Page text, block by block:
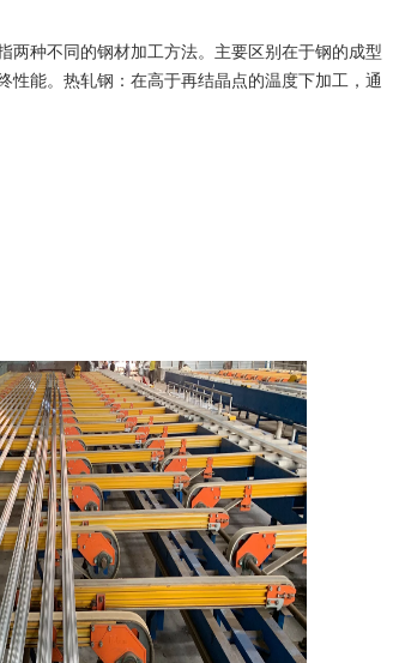
两种不同的钢材加工方法。主要区别在于钢的成型
性能。热轧钢：在高于再结晶点的温度下加工，通